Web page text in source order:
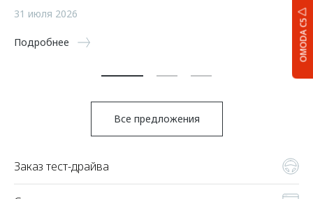
OMODA C5
31 июля 2026
Подробнее
5
Все предложения
Заказ тест-драйва